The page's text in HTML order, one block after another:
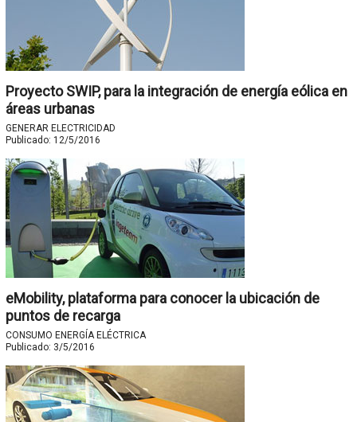
Proyecto SWIP, para la integración de energía eólica en
áreas urbanas
GENERAR ELECTRICIDAD
Publicado: 12/5/2016
eMobility, plataforma para conocer la ubicación de
puntos de recarga
CONSUMO ENERGÍA ELÉCTRICA
Publicado: 3/5/2016